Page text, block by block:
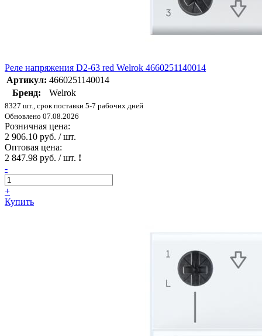
Реле напряжения D2-63 red Welrok 4660251140014
Артикул: 4660251140014
Бренд:
Welrok
8327 шт., срок поставки 5-7 рабочих дней
Обновлено 07.08.2026
Розничная цена:
2 906.10 руб. / шт.
Оптовая цена:
2 847.98 руб. / шт. !
-
+
Купить